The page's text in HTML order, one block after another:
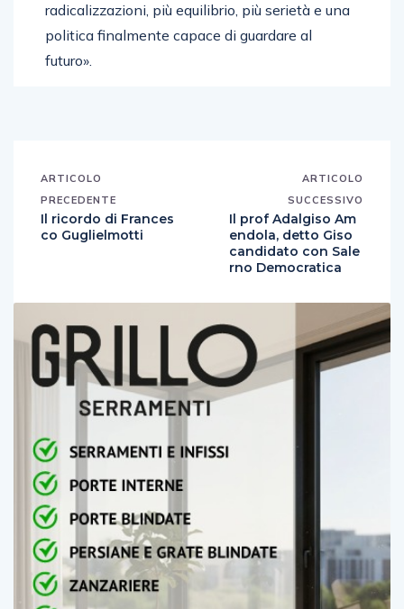
radicalizzazioni, più equilibrio, più serietà e una
politica finalmente capace di guardare al
futuro».
ARTICOLO
PRECEDENTE
Il ricordo di Frances
co Guglielmotti
ARTICOLO
SUCCESSIVO
Il prof Adalgiso Am
endola, detto Giso
candidato con Sale
rno Democratica